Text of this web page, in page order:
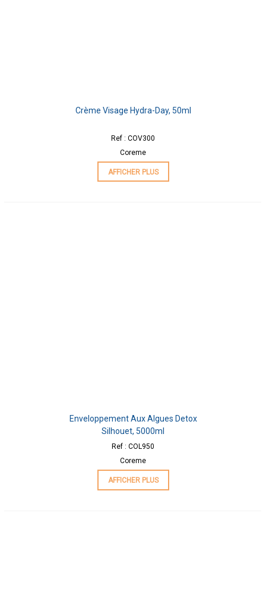
Crème Visage Hydra-Day, 50ml
Ref : COV300
Coreme
AFFICHER PLUS
Enveloppement Aux Algues Detox
Silhouet, 5000ml
Ref : COL950
Coreme
AFFICHER PLUS